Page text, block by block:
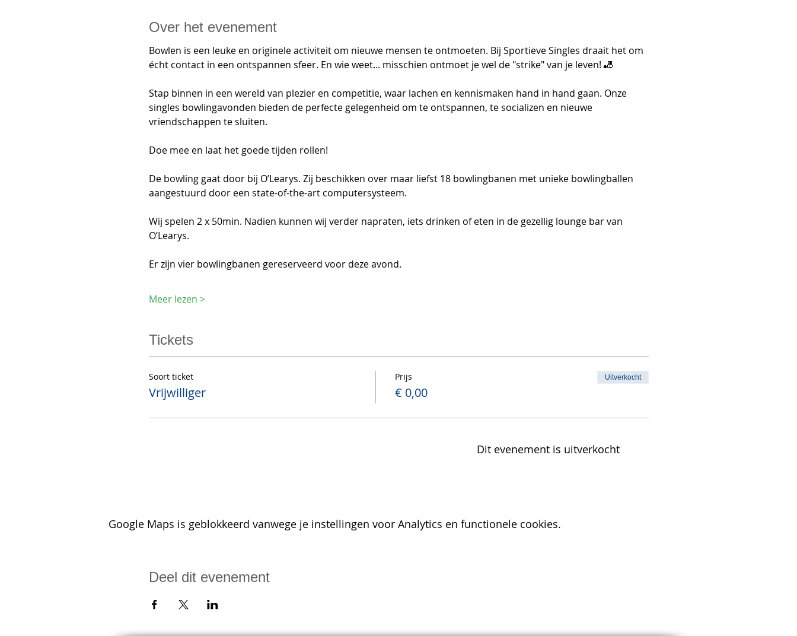
Over het evenement
Bowlen is een leuke en originele activiteit om nieuwe mensen te ontmoeten. Bij Sportieve Singles draait het om
écht contact in een ontspannen sfeer. En wie weet... misschien ontmoet je wel de "strike" van je leven! 🎳
Stap binnen in een wereld van plezier en competitie, waar lachen en kennismaken hand in hand gaan. Onze
singles bowlingavonden bieden de perfecte gelegenheid om te ontspannen, te socializen en nieuwe
vriendschappen te sluiten.
Doe mee en laat het goede tijden rollen!
De bowling gaat door bij O’Learys. Zij beschikken over maar liefst 18 bowlingbanen met unieke bowlingballen
aangestuurd door een state-of-the-art computersysteem.
Wij spelen 2 x 50min. Nadien kunnen wij verder napraten, iets drinken of eten in de gezellig lounge bar van
O’Learys.
Er zijn vier bowlingbanen gereserveerd voor deze avond.
Meer lezen >
Tickets
Soort ticket
Vrijwilliger
Prijs
€ 0,00
Uitverkocht
Dit evenement is uitverkocht
Google Maps is geblokkeerd vanwege je instellingen voor Analytics en functionele cookies.
Deel dit evenement